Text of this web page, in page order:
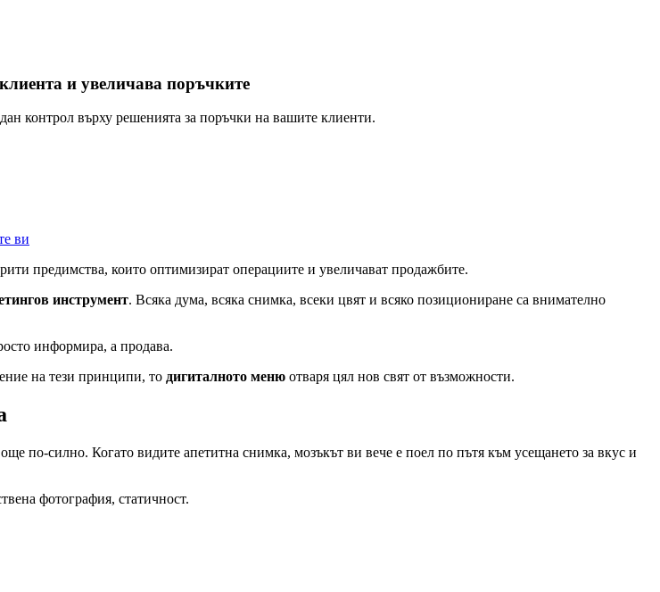
и увеличава поръчките
контрол върху решенията за поръчки на вашите клиенти.
ви
предимства, които оптимизират операциите и увеличават продажбите.
инструмент. Всяка дума, всяка снимка, всеки цвят и всяко позициониране са внимателно
информира, а продава.
на тези принципи, то дигиталното меню отваря цял нов свят от възможности.
по-силно. Когато видите апетитна снимка, мозъкът ви вече е поел по пътя към усещането за вкус и
фотография, статичност.